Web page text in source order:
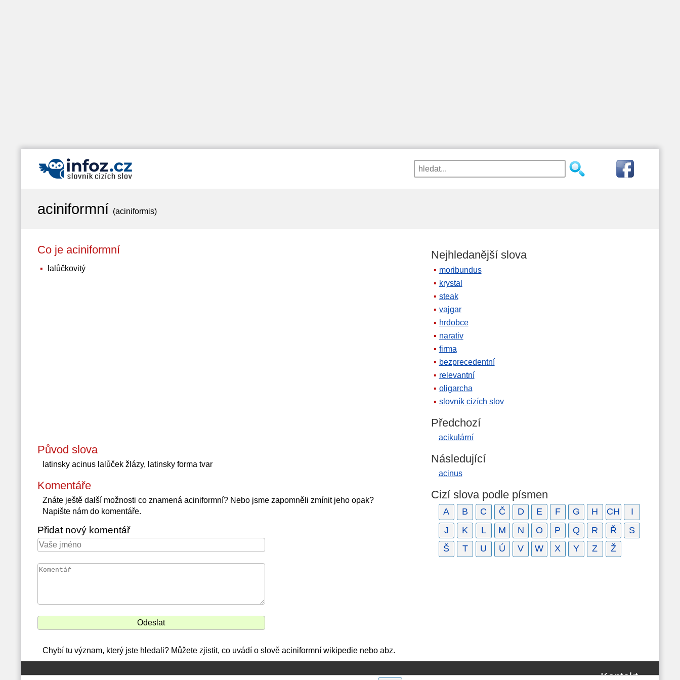
aciniformní (aciniformis)
Co je aciniformní
lalůčkovitý
Původ slova
latinsky acinus lalůček žlázy, latinsky forma tvar
Komentáře
Znáte ještě další možnosti co znamená aciniformní? Nebo jsme zapomněli zmínit jeho opak?
Napište nám do komentáře.
Přidat nový komentář
Chybí tu význam, který jste hledali? Můžete zjistit, co uvádí o slově aciniformní wikipedie nebo abz.
Nejhledanější slova
moribundus
krystal
steak
vajgar
hrdobce
narativ
firma
bezprecedentní
relevantní
oligarcha
slovník cizích slov
Předchozí
acikulární
Následující
acinus
Cizí slova podle písmen
A B C Č D E F G H CH
I
J
K L M N O P Q R Ř
S
Š
T U Ú V W X Y Z Ž
Kontakt